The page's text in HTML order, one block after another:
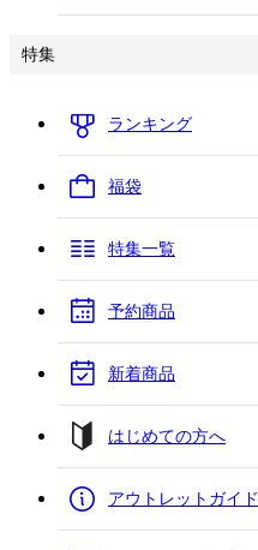
特集
ランキング
福袋
特集一覧
予約商品
新着商品
はじめての方へ
アウトレットガイド